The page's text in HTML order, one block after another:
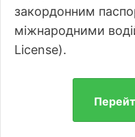
закордонним
міжнародними
License).